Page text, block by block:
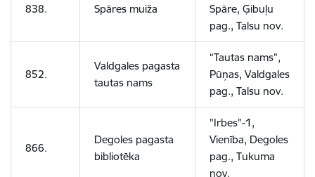
838. Spāres muiža
Spāre, Ģibuļu
pag., Talsu nov.
852.
Valdgales pagasta
tautas nams
“Tautas nams”,
Pūņas, Valdgales
pag., Talsu nov.
866.
Degoles pagasta
bibliotēka
"Irbes"-1,
Vienība, Degoles
pag., Tukuma
nov.